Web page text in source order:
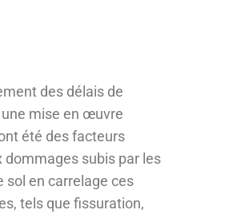
des délais de
mise en œuvre
été des facteurs
dommages subis par les
sol en carrelage ces
tels que fissuration,